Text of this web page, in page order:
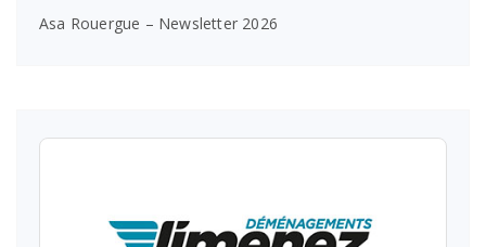
Asa Rouergue – Newsletter 2026